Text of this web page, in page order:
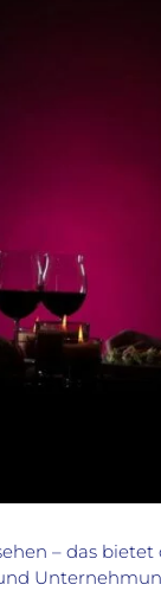
– das bietet